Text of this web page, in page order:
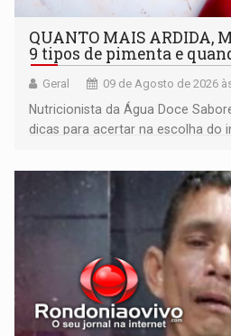
QUANTO MAIS ARDIDA,
9 tipos de pimenta e
Geral 09 de Agosto de 2026
Nutricionista da Água Doce
dicas para acertar na escolha do